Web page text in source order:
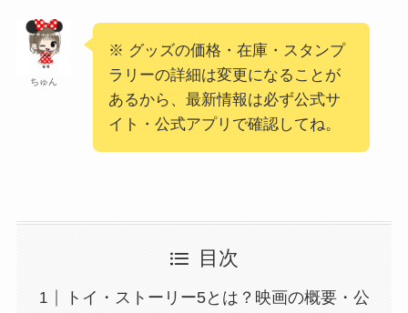
ちゅん
※ グッズの価格・在庫・スタンプ
ラリーの詳細は変更になることが
あるから、最新情報は必ず公式サ
イト・公式アプリで確認してね。
目次
トイ・ストーリー5とは？映画の概要・公